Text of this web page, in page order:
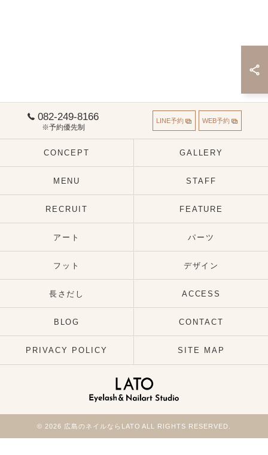
082-249-8166
※予約優先制
LINE予約 WEB予約
CONCEPT GALLERY
MENU STAFF
RECRUIT FEATURE
アート パーツ
フット デザイン
長さだし ACCESS
BLOG CONTACT
PRIVACY POLICY SITE MAP
© 2026 広島のネイルならLATO ALL RIGHTS RESERVED.